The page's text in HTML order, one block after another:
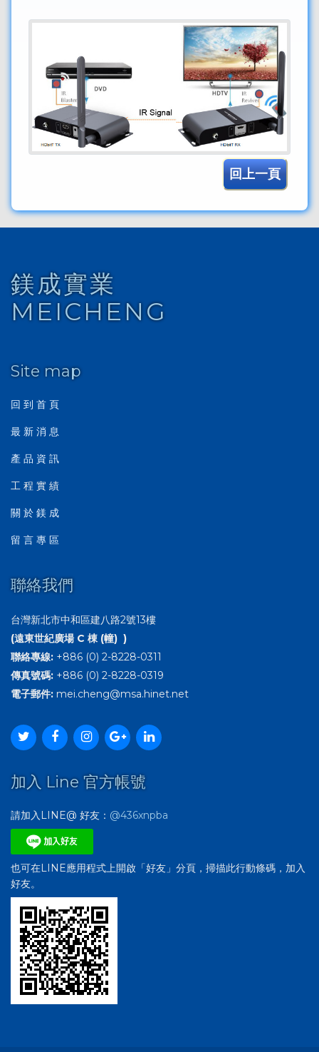
回上一頁
鎂成實業
MEICHENG
Site map
回 到 首 頁
最 新 消 息
產 品 資 訊
工 程 實 績
關 於 鎂 成
留 言 專 區
聯絡我們
台灣新北市中和區建八路2號13樓
(遠東世紀廣場 C 棟 (幢) )
聯絡專線: +886 (0) 2-8228-0311
傳真號碼: +886 (0) 2-8228-0319
電子郵件: mei.cheng@msa.hinet.net
加入 Line 官方帳號
請加入LINE@ 好友： @436xnpba
也可在LINE應用程式上開啟「好友」分頁，掃描此行動條碼，加入
好友。